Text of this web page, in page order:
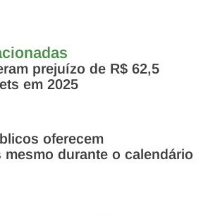
prejuízo de R$ 62,5
em 2025
oferecem
durante o calendário